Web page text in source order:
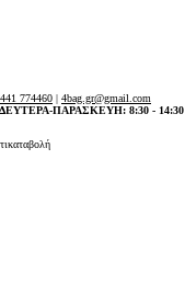
774460 | 4bag.gr@gmail.com
ΔΕΥΤΕΡΑ-ΠΑΡΑΣΚΕΥΗ: 8:30 - 14:30